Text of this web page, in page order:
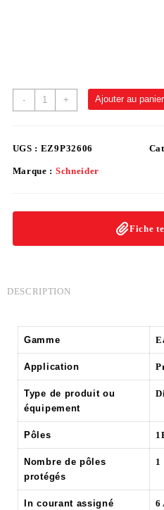
- + Ajouter au panier
UGS : EZ9P32606
Marque : Schneider
Fiche
DESCRIPTION
Gamme
Application
Type de produit ou
équipement
Pôles
Nombre de pôles
protégés
1
In courant assigné
6